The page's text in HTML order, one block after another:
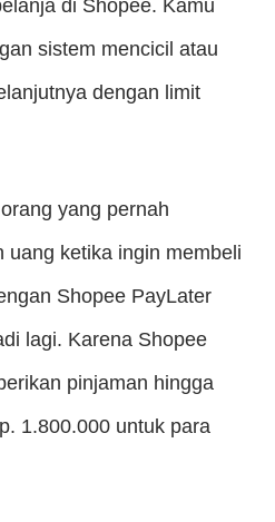
di Shopee. Kamu
sistem mencicil atau
dengan limit
yang pernah
uang ketika ingin membeli
Shopee PayLater
lagi. Karena Shopee
pinjaman hingga
1.800.000 untuk para